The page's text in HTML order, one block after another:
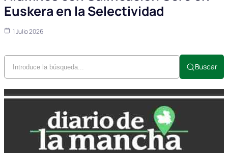
Euskera en la Selectividad
1 Julio 2026
Buscar